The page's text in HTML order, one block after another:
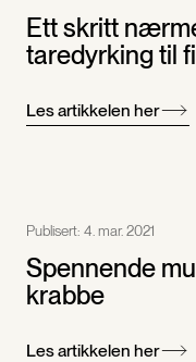
Ett skritt
taredyrking til
Les artikkelen her
Publisert: 4. mar. 2021
Spennende
krabbe
Les artikkelen her